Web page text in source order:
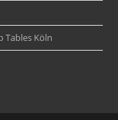
Tables Köln